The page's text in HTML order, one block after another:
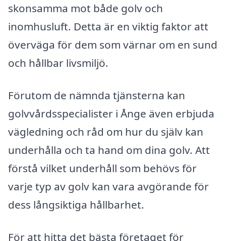
skonsamma mot både golv och
inomhusluft. Detta är en viktig faktor att
överväga för dem som värnar om en sund
och hållbar livsmiljö.
Förutom de nämnda tjänsterna kan
golvvårdsspecialister i Ånge även erbjuda
vägledning och råd om hur du själv kan
underhålla och ta hand om dina golv. Att
förstå vilket underhåll som behövs för
varje typ av golv kan vara avgörande för
dess långsiktiga hållbarhet.
För att hitta det bästa företaget för